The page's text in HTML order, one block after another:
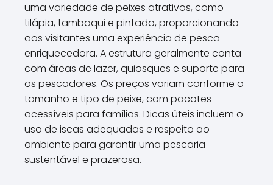
uma variedade de peixes atrativos, como
tilápia, tambaqui e pintado, proporcionando
aos visitantes uma experiência de pesca
enriquecedora. A estrutura geralmente conta
com áreas de lazer, quiosques e suporte para
os pescadores. Os preços variam conforme o
tamanho e tipo de peixe, com pacotes
acessíveis para famílias. Dicas úteis incluem o
uso de iscas adequadas e respeito ao
ambiente para garantir uma pescaria
sustentável e prazerosa.